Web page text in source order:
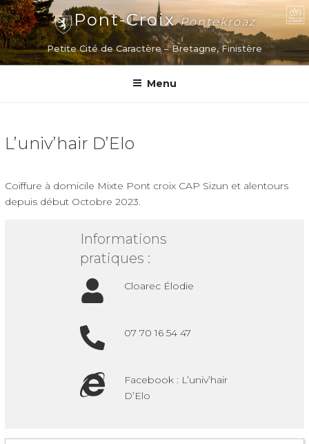
Aller
au
contenu
principal
Pont-CroixPontekroaz
Petite Cité de Caractère – Bretagne, Finistère
Menu
L’univ’hair D’Elo
Coiffure à domicile Mixte Pont croix CAP Sizun et alentours
depuis début Octobre 2023.
Informations
pratiques :
Cloarec Élodie
07 70 16 54 47
Facebook : L’univ’hair
D’Elo